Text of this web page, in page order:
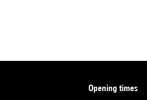
opening times